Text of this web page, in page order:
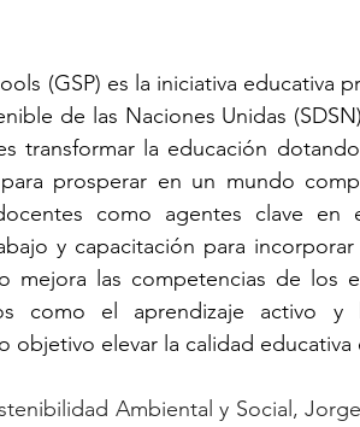
(GSP) es la iniciativa educativa
de las Naciones Unidas
transformar la educación
para prosperar en un mundo
como agentes clave en
y capacitación para
mejora las competencias de los
como el aprendizaje activo y
objetivo elevar la calidad educativa
Ambiental y Social,